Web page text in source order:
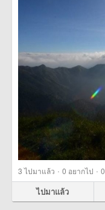
3ไปมาแล้ว · 0 อยากไป · 0
ไปมาแล้ว